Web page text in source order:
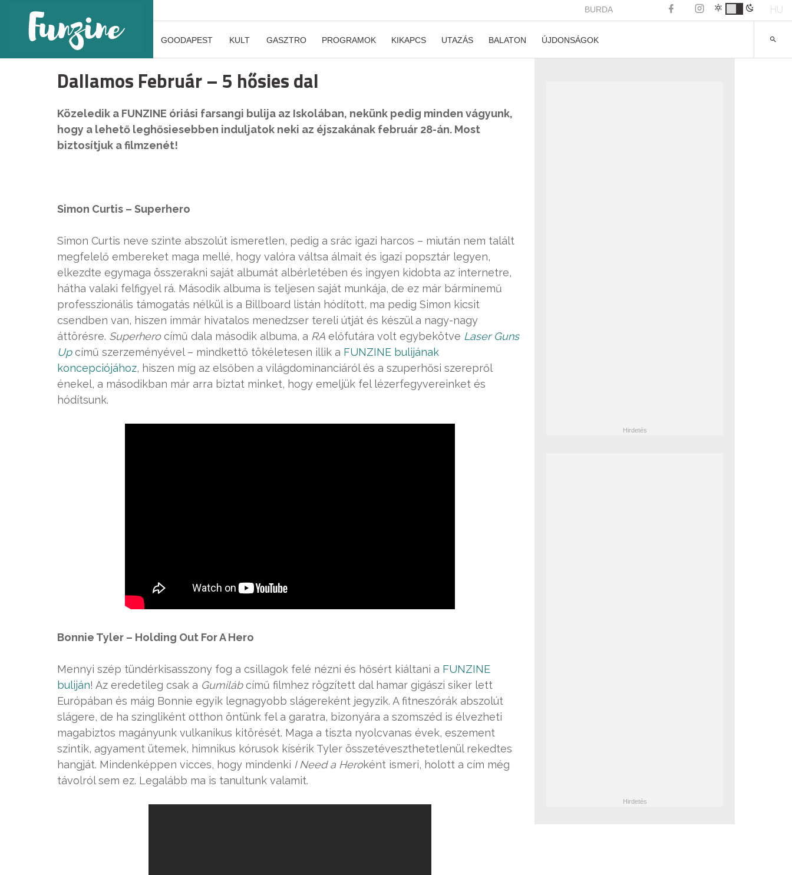
BURDA HU
GOODAPEST KULT GASZTRO PROGRAMOK KIKAPCS UTAZÁS BALATON ÚJDONSÁGOK
Dallamos Február – 5 hősies dal
Közeledik a FUNZINE óriási farsangi bulija az Iskolában, nekünk pedig minden vágyunk,
hogy a lehető leghősiesebben induljatok neki az éjszakának február 28-án. Most
biztosítjuk a filmzenét!
Simon Curtis – Superhero
Simon Curtis neve szinte abszolút ismeretlen, pedig a srác igazi harcos – miután nem talált
megfelelő embereket maga mellé, hogy valóra váltsa álmait és igazi popsztár legyen,
elkezdte egymaga összerakni saját albumát albérletében és ingyen kidobta az internetre,
hátha valaki felfigyel rá. Második albuma is teljesen saját munkája, de ez már bárminemű
professzionális támogatás nélkül is a Billboard listán hódított, ma pedig Simon kicsit
csendben van, hiszen immár hivatalos menedzser tereli útját és készül a nagy-nagy
áttörésre. Superherocímű dala második albuma, a RA előfutára volt egybekötve Laser Guns
Upcímű szerzeményével – mindkettő tökéletesen illik a FUNZINE bulijának
koncepciójához, hiszen míg az elsőben a világdominanciáról és a szuperhősi szerepről
énekel, a másodikban már arra biztat minket, hogy emeljük fel lézerfegyvereinket és
hódítsunk.
Bonnie Tyler – Holding Out For A Hero
Mennyi szép tündérkisasszony fog a csillagok felé nézni és hősért kiáltani a FUNZINE
buliján! Az eredetileg csak a Gumilábcímű filmhez rögzített dal hamar gigászi siker lett
Európában és máig Bonnie egyik legnagyobb slágereként jegyzik. A fitneszórák abszolút
slágere, de ha szingliként otthon öntünk fel a garatra, bizonyára a szomszéd is élvezheti
magabiztos magányunk vulkanikus kitörését. Maga a tiszta nyolcvanas évek, eszement
szintik, agyament ütemek, himnikus kórusok kísérik Tyler összetéveszthetetlenül rekedtes
hangját. Mindenképpen vicces, hogy mindenki I Need a Heroként ismeri, holott a cím még
távolról sem ez. Legalább ma is tanultunk valamit.